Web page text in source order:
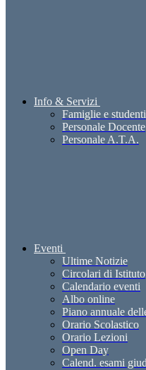
Info & Servizi
Famiglie e studenti
Personale Docente
Personale A.T.A.
Eventi
Ultime Notizie
Circolari di Istituto
Calendario eventi
Albo online
Piano annuale
Orario Scolastico
Orario Lezioni
Open Day
Calend. esami